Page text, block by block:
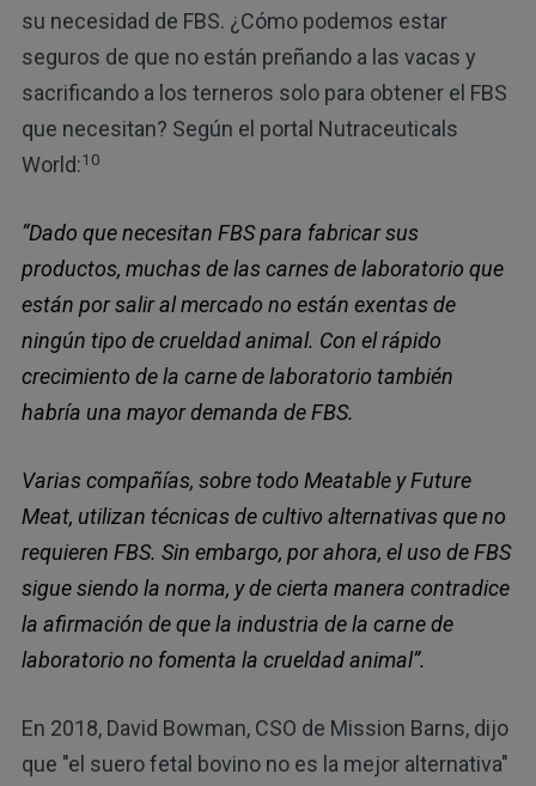
su necesidad de FBS. ¿Cómo podemos estar
seguros de que no están preñando a las vacas y
sacrificando a los terneros solo para obtener el FBS
que necesitan? Según el portal Nutraceuticals
World:10
“Dado que necesitan FBS para fabricar sus
productos, muchas de las carnes de laboratorio que
están por salir al mercado no están exentas de
ningún tipo de crueldad animal. Con el rápido
crecimiento de la carne de laboratorio también
habría una mayor demanda de FBS.
Varias compañías, sobre todo Meatable y Future
Meat, utilizan técnicas de cultivo alternativas que no
requieren FBS. Sin embargo, por ahora, el uso de FBS
sigue siendo la norma, y de cierta manera contradice
la afirmación de que la industria de la carne de
laboratorio no fomenta la crueldad animal”.
En 2018, David Bowman, CSO de Mission Barns, dijo
que "el suero fetal bovino no es la mejor alternativa"